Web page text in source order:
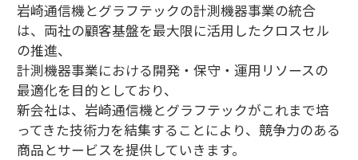
岩崎通信機とグラフテックの計測機器事業の統合
は、両社の顧客基盤を最大限に活用したクロスセル
の推進、
計測機器事業における開発・保守・運用リソースの
最適化を目的としており、
新会社は、岩崎通信機とグラフテックがこれまで培
ってきた技術力を結集することにより、競争力のある
商品とサービスを提供していきます。